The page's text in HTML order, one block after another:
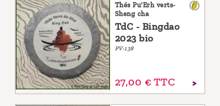
Thés Pu'Erh verts-
Sheng cha
TdC - Bingdao
2023 bio
PV-138
27,00 € TTC